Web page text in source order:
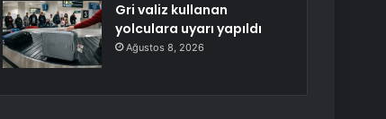
Gri valiz kullanan
yolculara uyarı yapıldı
Ağustos 8, 2026